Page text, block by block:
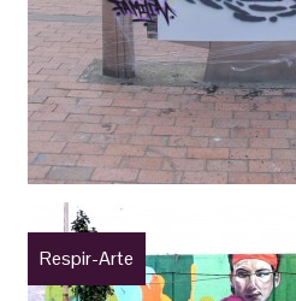
Respir-Arte